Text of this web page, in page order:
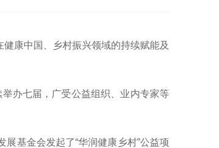
康中国、乡村振兴领域的持续赋能及
办七届，广受公益组织、业内专家等
展基金会发起了“华润健康乡村”公益项